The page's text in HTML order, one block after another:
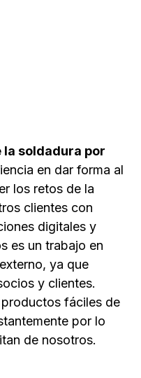
la soldadura por
en dar forma al
los retos de la
clientes con
digitales y
es un trabajo en
ya que
y clientes.
fáciles de
por lo
de nosotros.